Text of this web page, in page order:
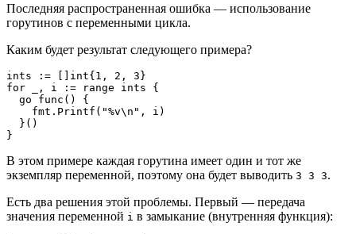
Последняя распространенная ошибка — использование
горутинов с переменными цикла.
Каким будет результат следующего примера?
ints := []int{1, 2, 3}
for _, i := range ints {
}
В этом примере каждая горутина имеет один и тот же
экземпляр переменной, поэтому она будет выводить 3 3 3.
Есть два решения этой проблемы. Первый — передача
значения переменной i в замыкание (внутренняя функция):